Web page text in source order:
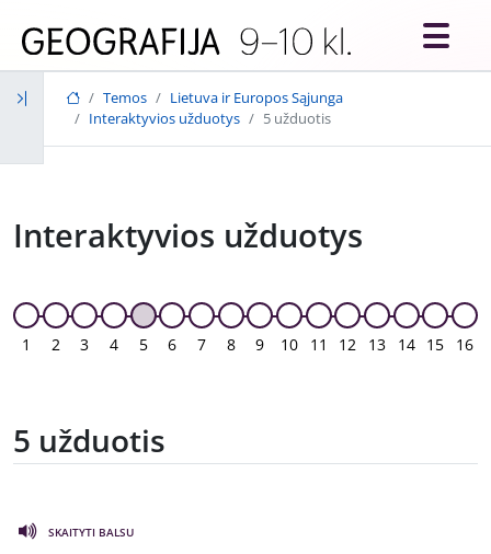
Temos
Lietuva ir Europos Sąjunga
Interaktyvios užduotys
5 užduotis
Interaktyvios užduotys
1 2 3 4 5 6 7 8 9 10 11 12 13 14 15 16
5 užduotis
SKAITYTI BALSU